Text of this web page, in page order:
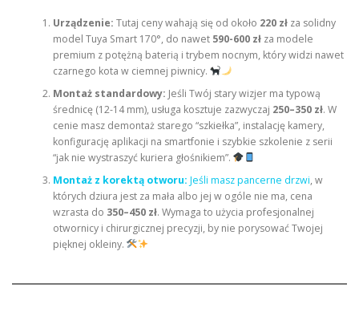
Urządzenie: Tutaj ceny wahają się od około 220 złza solidny
model Tuya Smart 170°, do nawet 590-600 złza modele
premium z potężną baterią i trybem nocnym, który widzi nawet
czarnego kota w ciemnej piwnicy.
Montaż standardowy: Jeśli Twój stary wizjer ma typową
średnicę (12-14 mm), usługa kosztuje zazwyczaj 250–350 zł. W
cenie masz demontaż starego “szkiełka”, instalację kamery,
konfigurację aplikacji na smartfonie i szybkie szkolenie z serii
“jak nie wystraszyć kuriera głośnikiem”.
Montaż z korektą otworu: Jeśli masz pancerne drzwi, w
których dziura jest za mała albo jej w ogóle nie ma, cena
wzrasta do 350–450 zł. Wymaga to użycia profesjonalnej
otwornicy i chirurgicznej precyzji, by nie porysować Twojej
pięknej okleiny.